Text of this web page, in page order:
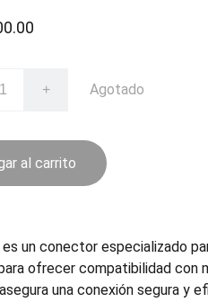
+ Agotado
al carrito
es un conector especializado
ofrecer compatibilidad con
una conexión segura y